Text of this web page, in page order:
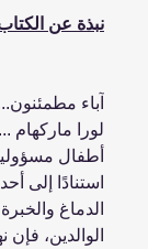
نبذة عن
آباء
لورا ماركهام
أطفال
استنادًا إلى
الدماغ
الوالدين، فإن